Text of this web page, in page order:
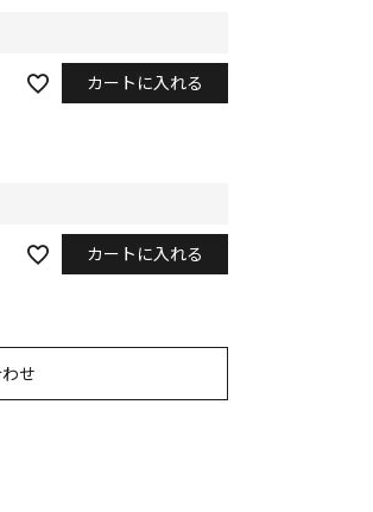
カートに入れる
カートに入れる
せ